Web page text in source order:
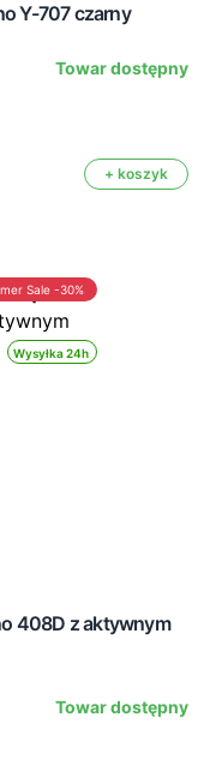
Y-707 czarny
Towar dostępny
+ koszyk
Wysyłka 24h
Sale -30%
408D z aktywnym
Towar dostępny